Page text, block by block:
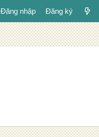
Đăng nhập Đăng ký